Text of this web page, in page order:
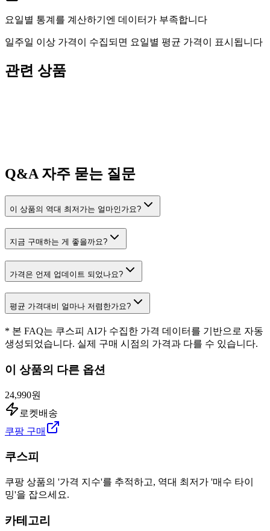
요일별 통계를 계산하기엔 데이터가 부족합니다
일주일 이상 가격이 수집되면 요일별 평균 가격이 표시됩니다
관련 상품
Q&A자주 묻는 질문
이 상품의 역대 최저가는 얼마인가요?
지금 구매하는 게 좋을까요?
가격은 언제 업데이트 되었나요?
평균 가격대비 얼마나 저렴한가요?
* 본 FAQ는 쿠스피 AI가 수집한 가격 데이터를 기반으로 자동
생성되었습니다. 실제 구매 시점의 가격과 다를 수 있습니다.
이 상품의 다른 옵션
24,990원
로켓배송
쿠팡 구매
쿠스피
쿠팡 상품의 '가격 지수'를 추적하고, 역대 최저가 '매수 타이
밍'을 잡으세요.
카테고리